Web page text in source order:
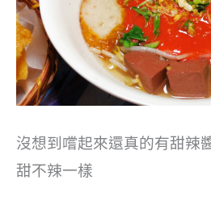
沒想到嚐起來還真的有甜辣
甜不辣一樣